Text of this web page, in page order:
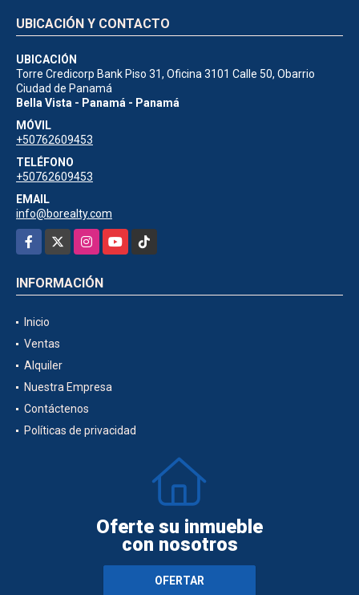
UBICACIÓN Y CONTACTO
UBICACIÓN
Torre Credicorp Bank Piso 31, Oficina 3101 Calle 50, Obarrio
Ciudad de Panamá
Bella Vista - Panamá - Panamá
MÓVIL
+50762609453
TELÉFONO
+50762609453
EMAIL
info@borealty.com
Facebook
InstagramYouTubeTikTok
INFORMACIÓN
Inicio
Ventas
Alquiler
Nuestra Empresa
Contáctenos
Políticas de privacidad
Oferte su inmueble
con nosotros
OFERTAR